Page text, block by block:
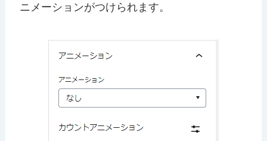
ニメーションがつけられます。